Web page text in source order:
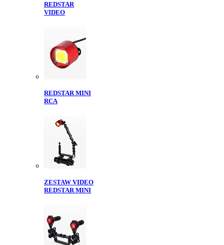
REDSTAR
VIDEO
REDSTAR MINI
RCA
ZESTAW VIDEO
REDSTAR MINI